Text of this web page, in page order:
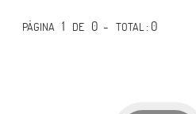
PÁGINA 1 DE 0 -TOTAL: 0